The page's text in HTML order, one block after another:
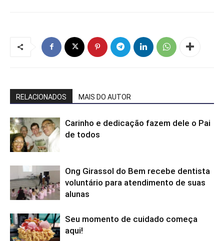
RELACIONADOS MAIS DO AUTOR
Carinho e dedicação fazem dele o Pai
de todos
Ong Girassol do Bem recebe dentista
voluntário para atendimento de suas
alunas
Seu momento de cuidado começa
aqui!